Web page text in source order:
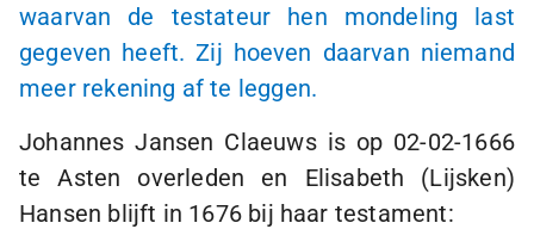
waarvan de testateur hen mondeling last
gegeven heeft. Zij hoeven daarvan niemand
meer rekening af te leggen.
Johannes Jansen Claeuws is op 02-02-1666
te Asten overleden en Elisabeth (Lijsken)
Hansen blijft in 1676 bij haar testament: